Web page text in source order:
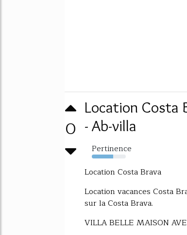
0
Location Costa
- Ab-villa
Pertinence
63%
Location Costa Brava
Location vacances Costa
sur la Costa Brava.
VILLA BELLE MAISON